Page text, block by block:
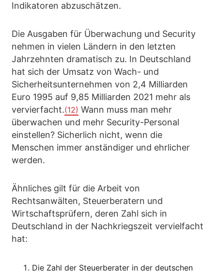
Indikatoren abzuschätzen.
Die Ausgaben für Überwachung und Security
nehmen in vielen Ländern in den letzten
Jahrzehnten dramatisch zu. In Deutschland
hat sich der Umsatz von Wach- und
Sicherheitsunternehmen von 2,4 Milliarden
Euro 1995 auf 9,85 Milliarden 2021 mehr als
vervierfacht.(12) Wann muss man mehr
überwachen und mehr Security-Personal
einstellen? Sicherlich nicht, wenn die
Menschen immer anständiger und ehrlicher
werden.
Ähnliches gilt für die Arbeit von
Rechtsanwälten, Steuerberatern und
Wirtschaftsprüfern, deren Zahl sich in
Deutschland in der Nachkriegszeit vervielfacht
hat:
Die Zahl der Steuerberater in der deutschen